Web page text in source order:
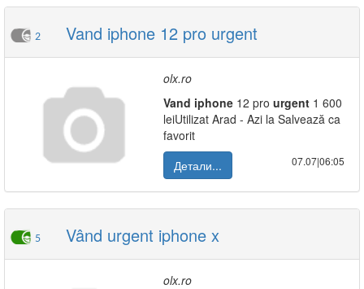
2 Vand iphone 12 pro urgent
olx.ro
Vand iphone 12 pro urgent 1 600
leiUtilizat Arad - Azi la Salvează ca
favorit
Детали...
07.07|06:05
5 Vând urgent iphone x
olx.ro